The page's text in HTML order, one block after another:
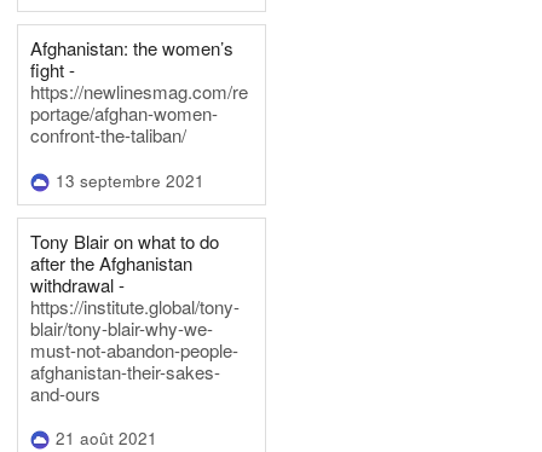
Afghanistan: the women’s
fight -
https://newlinesmag.com/re
portage/afghan-women-
confront-the-taliban/
13 septembre 2021
Tony Blair on what to do
after the Afghanistan
withdrawal -
https://institute.global/tony-
blair/tony-blair-why-we-
must-not-abandon-people-
afghanistan-their-sakes-
and-ours
21 août 2021